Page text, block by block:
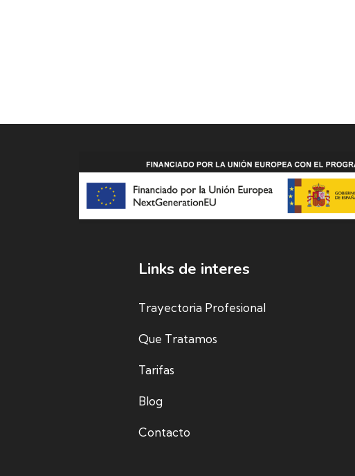
Links de interes
Trayectoria Profesional
Que Tratamos
Tarifas
Blog
Contacto